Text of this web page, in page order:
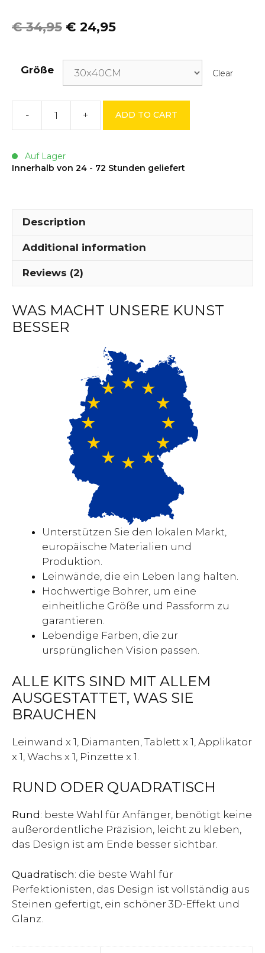
€34,95 € 24,95
Größe Clear
-
Diamond
Lieferung
quantity
+ ADD TO CART
Auf Lager
Innerhalb von 24 - 72 Stunden geliefert
Description
Additional information
Reviews (2)
WAS MACHT UNSERE KUNST
BESSER
Unterstützen Sie den lokalen Markt,
europäische Materialien und
Produktion.
Leinwände, die ein Leben lang halten.
Hochwertige Bohrer, um eine
einheitliche Größe und Passform zu
garantieren.
Lebendige Farben, die zur
ursprünglichen Vision passen.
ALLE KITS SIND MIT ALLEM
AUSGESTATTET, WAS SIE
BRAUCHEN
Leinwand x 1, Diamanten, Tablett x 1, Applikator
x 1, Wachs x 1, Pinzette x 1.
RUND ODER QUADRATISCH
Rund : beste Wahl für Anfänger, benötigt keine
außerordentliche Präzision, leicht zu kleben,
das Design ist am Ende besser sichtbar.
Quadratisch: die beste Wahl für
Perfektionisten, das Design ist vollständig aus
Steinen gefertigt, ein schöner 3D-Effekt und
Glanz.